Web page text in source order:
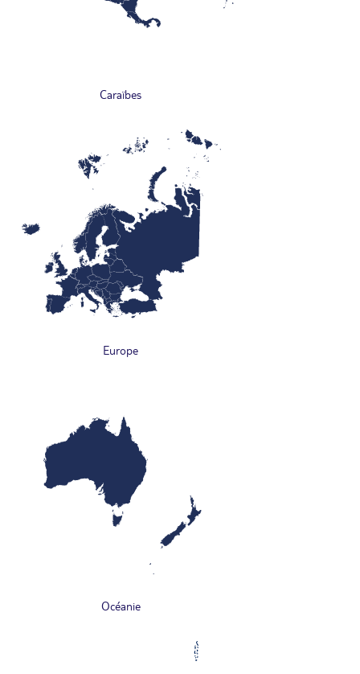
Caraïbes
Europe
Océanie